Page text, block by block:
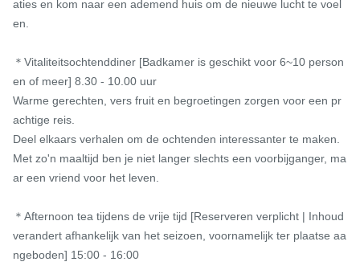
aties en kom naar een ademend huis om de nieuwe lucht te voel
en.
＊Vitaliteitsochtenddiner [Badkamer is geschikt voor 6~10 person
en of meer] 8.30 - 10.00 uur
Warme gerechten, vers fruit en begroetingen zorgen voor een pr
achtige reis.
Deel elkaars verhalen om de ochtenden interessanter te maken.
Met zo'n maaltijd ben je niet langer slechts een voorbijganger, ma
ar een vriend voor het leven.
＊Afternoon tea tijdens de vrije tijd [Reserveren verplicht | Inhoud
verandert afhankelijk van het seizoen, voornamelijk ter plaatse aa
ngeboden] 15:00 - 16:00